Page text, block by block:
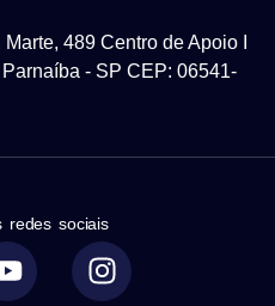
489 Centro de Apoio I
- SP CEP: 06541-
redes sociais